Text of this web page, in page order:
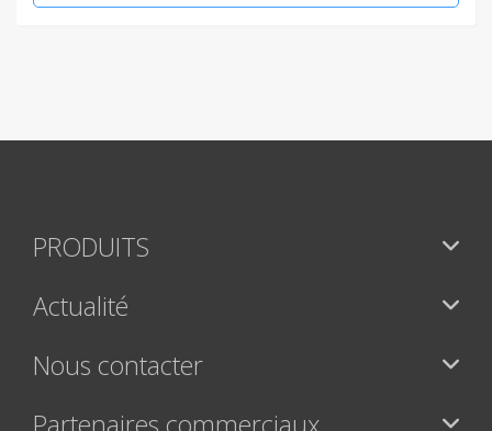
PRODUITS
Actualité
Nous contacter